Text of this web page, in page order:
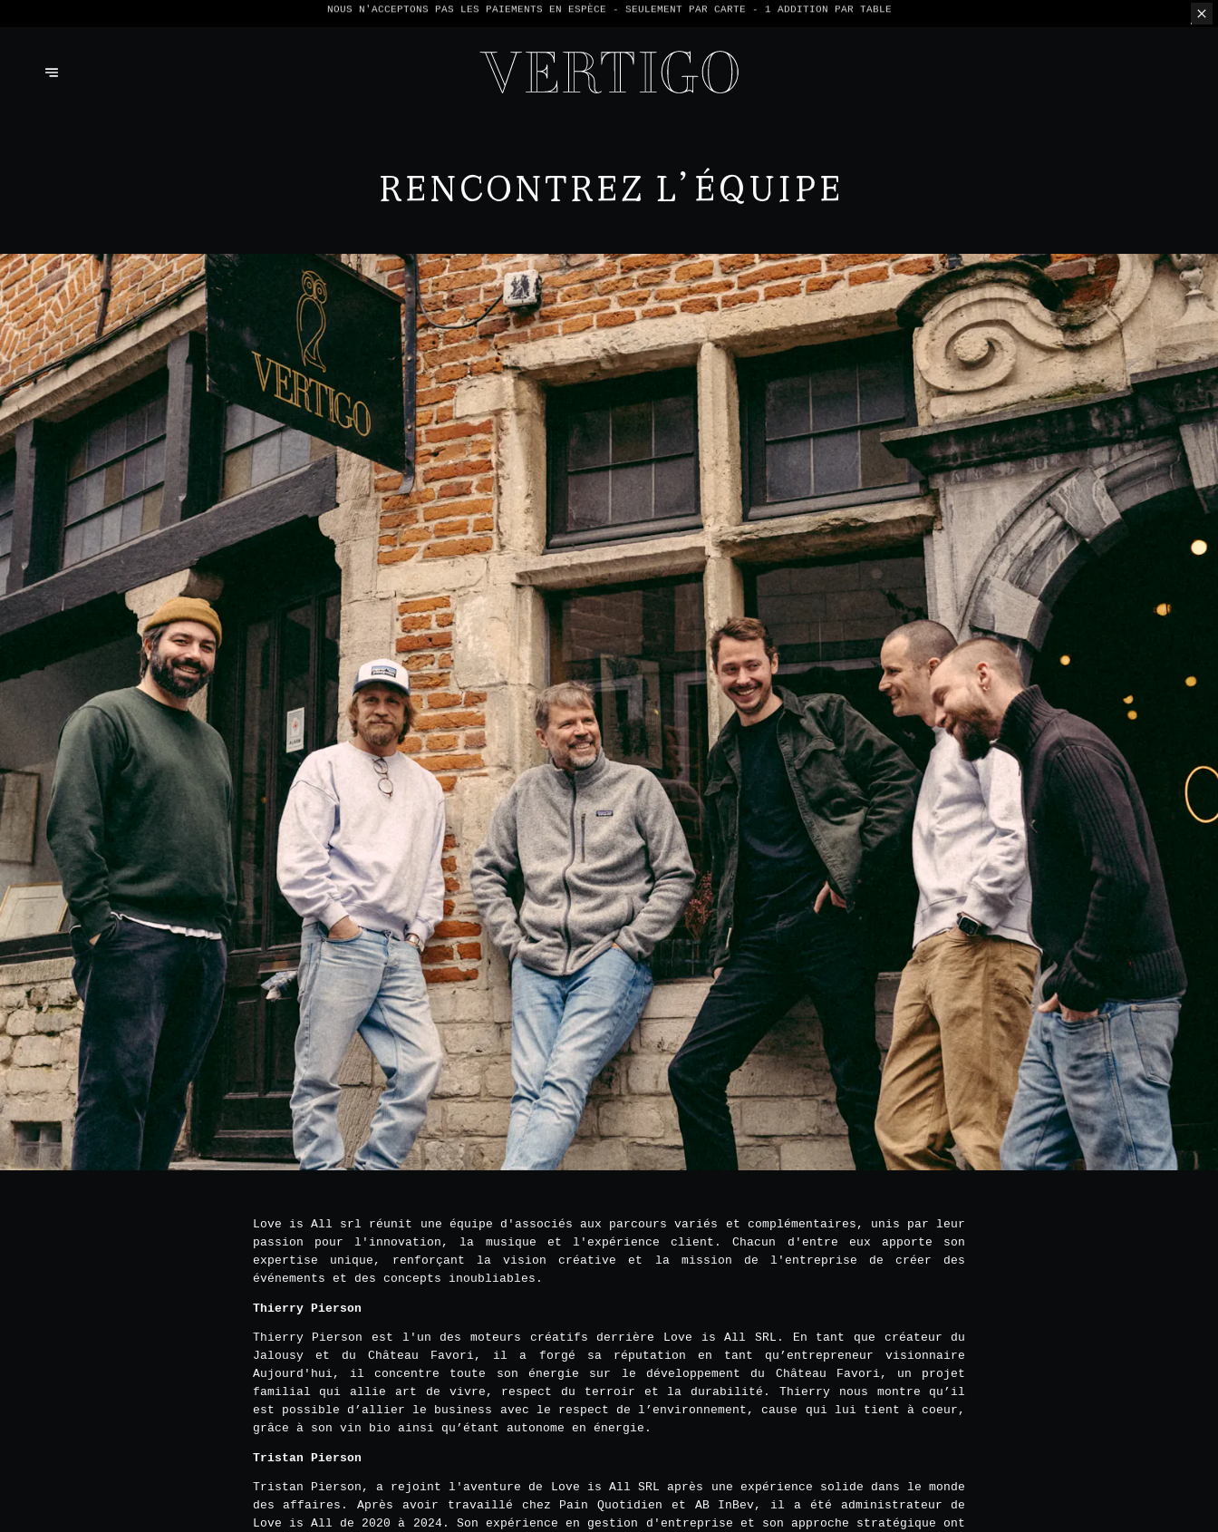
NOUS N'ACCEPTONS PAS LES PAIEMENTS EN ESPÈCE - SEULEMENT PAR CARTE - 1 ADDITION PAR TABLE
RENCONTREZ L’ÉQUIPE
Love is All srl réunit une équipe d'associés aux parcours variés et complémentaires, unis par leur
passion pour l'innovation, la musique et l'expérience client. Chacun d'entre eux apporte son
expertise unique, renforçant la vision créative et la mission de l'entreprise de créer des
événements et des concepts inoubliables.
Thierry Pierson
Thierry Pierson est l'un des moteurs créatifs derrière Love is All SRL. En tant que créateur du
Jalousy et du Château Favori, il a forgé sa réputation en tant qu’entrepreneur visionnaire
Aujourd'hui, il concentre toute son énergie sur le développement du Château Favori, un projet
familial qui allie art de vivre, respect du terroir et la durabilité. Thierry nous montre qu’il
est possible d’allier le business avec le respect de l’environnement, cause qui lui tient à coeur,
grâce à son vin bio ainsi qu’étant autonome en énergie.
Tristan Pierson
Tristan Pierson, a rejoint l'aventure de Love is All SRL après une expérience solide dans le monde
des affaires. Après avoir travaillé chez Pain Quotidien et AB InBev, il a été administrateur de
Love is All de 2020 à 2024. Son expérience en gestion d'entreprise et son approche stratégique ont